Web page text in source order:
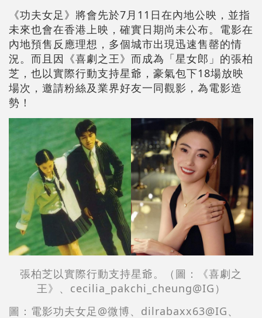
《功夫女足》將會先於7月11日在內地公映，並指
未來也會在香港上映，確實日期尚未公布。電影在
內地預售反應理想，多個城市出現迅速售罄的情
況。而且因《喜劇之王》而成為「星女郎」的張柏
芝，也以實際行動支持星爺，豪氣包下18場放映
場次，邀請粉絲及業界好友一同觀影，為電影造
勢！
張柏芝以實際行動支持星爺。
（圖：《喜劇之
王》、cecilia_pakchi_cheung@IG）
圖：電影功夫女足@微博、dilrabaxx63@IG、